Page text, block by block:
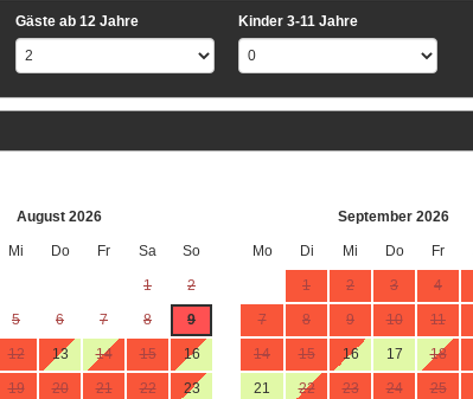
Gäste ab 12 Jahre Kinder 3-11 Jahre
August 2026
Mi Do Fr Sa So
1 2
5 6 7 8 9
12 13 14 15 16
19 20 21 22 23
September 2026
Mo Di Mi Do Fr
1 2 3 4
7 8 9 10 11
14 15 16 17 18
21 22 23 24 25